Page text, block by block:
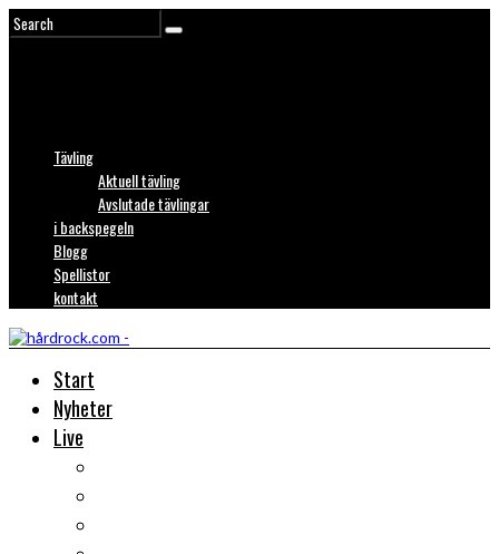
Tävling
Aktuell tävling
Avslutade tävlingar
i backspegeln
Blogg
Spellistor
kontakt
Start
Nyheter
Live